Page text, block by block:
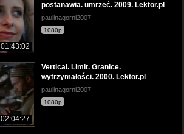
01:43:02
postanawia. umrzeć. 2009. Lektor.pl
paulinagorni2007
1080p
02:04:27
Vertical. Limit. Granice.
wytrzymałości. 2000. Lektor.pl
paulinagorni2007
1080p